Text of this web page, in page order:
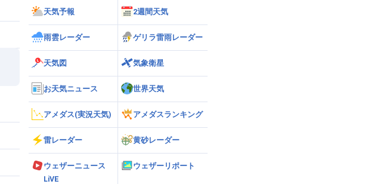
天気予報 2週間天気
雨雲レーダー ゲリラ雷雨レーダー
天気図 気象衛星
お天気ニュース 世界天気
アメダス(実況天気) アメダスランキング
雷レーダー 黄砂レーダー
ウェザーニュース
LiVE
ウェザーリポート